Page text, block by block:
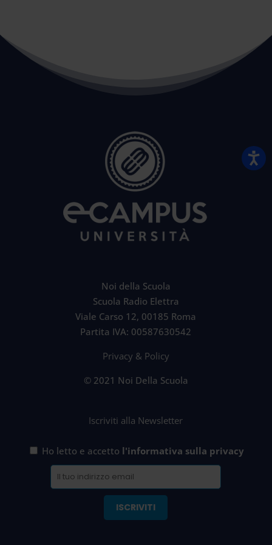
Noi della Scuola
Scuola Radio Elettra
Viale Carso 12, 00185 Roma
Partita IVA: 00587630542
Privacy & Policy
© 2021 Noi Della Scuola
Iscriviti alla Newsletter
Ho letto e accetto l'informativa sulla privacy